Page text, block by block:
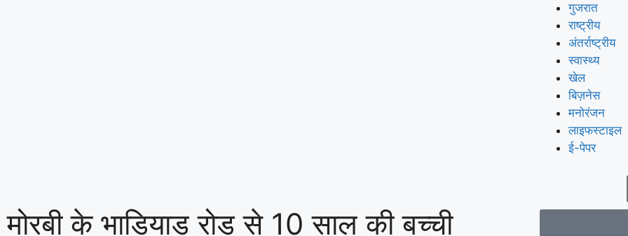
गुजरात
राष्ट्रीय
अंतर्राष्ट्रीय
स्वास्थ्य
खेल
बिज़नेस
मनोरंजन
लाइफस्टाइल
ई-पेपर
मोरबी के भाडियाड रोड से 10 साल की बच्ची